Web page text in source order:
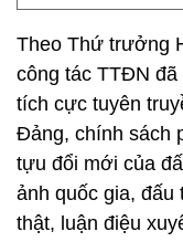
Theo Thứ trưởng
công tác TTĐN đã
tích cực tuyên
Đảng, chính sách
tựu đổi mới của
ảnh quốc gia, đấu
thật, luận điệu